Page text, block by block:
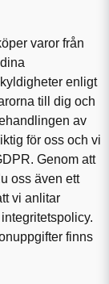
varor från
enligt
till dig och
av
för oss och vi
Genom att
oss även ett
vi anlitar
finns